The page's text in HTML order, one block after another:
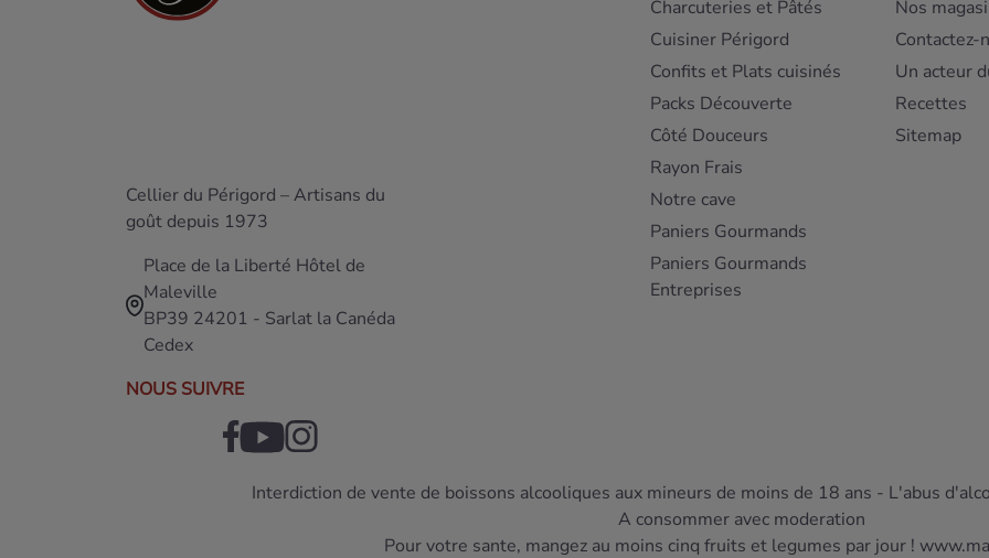
Cellier du Périgord – Artisans du
goût depuis 1973
Place de la Liberté Hôtel de
Maleville
BP39 24201 - Sarlat la Canéda
Cedex
NOUS SUIVRE
Charcuteries et Pâtés
Cuisiner Périgord
Confits et Plats cuisinés
Packs Découverte
Côté Douceurs
Rayon Frais
Notre cave
Paniers Gourmands
Paniers Gourmands
Entreprises
Nos
Contactez-
Un acteur
Recettes
Sitemap
Interdiction de vente de boissons alcooliques aux mineurs de moins de 18 ans - L'abus
A consommer avec moderation
Pour votre sante, mangez au moins cinq fruits et legumes par jour !